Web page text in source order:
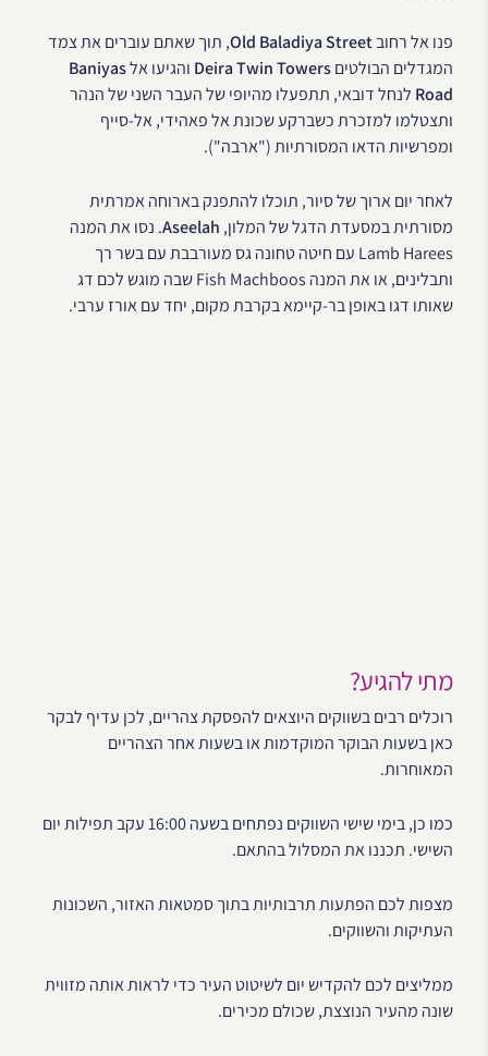
פנו אל רחובOld Baladiya Street, תוך שאתם עוברים את צמד
המגדלים הבולטיםDeira Twin Towers והגיעו אלBaniyas
Road לנחל דובאי, תתפעלו מהיופי של העבר השני של הנהר
ותצטלמו למזכרת כשברקע שכונת אל פאהידי, אל-סייף
ומפרשיות הדאו המסורתיות ("ארבה").
לאחר יום ארוך של סיור, תוכלו להתפנק בארוחה אמרתית
מסורתית במסעדת הדגל של המלון, Aseelah. נסו את המנה
Lamb Harees עם חיטה טחונה גס מעורבבת עם בשר רך
ותבלינים, או את המנה Fish Machboos שבה מוגש לכם דג
שאותו דגו באופן בר-קיימא בקרבת מקום, יחד עם אורז ערבי.
מתי להגיע?
רוכלים רבים בשווקים היוצאים להפסקת צהריים, לכן עדיף לבקר
כאן בשעות הבוקר המוקדמות או בשעות אחר הצהריים
המאוחרות.
כמו כן, בימי שישי השווקים נפתחים בשעה 16:00 עקב תפילות יום
השישי. תכננו את המסלול בהתאם.
מצפות לכם הפתעות תרבותיות בתוך סמטאות האזור, השכונות
העתיקות והשווקים.
ממליצים לכם להקדיש יום לשיטוט העיר כדי לראות אותה מזווית
שונה מהעיר הנוצצת, שכולם מכירים.